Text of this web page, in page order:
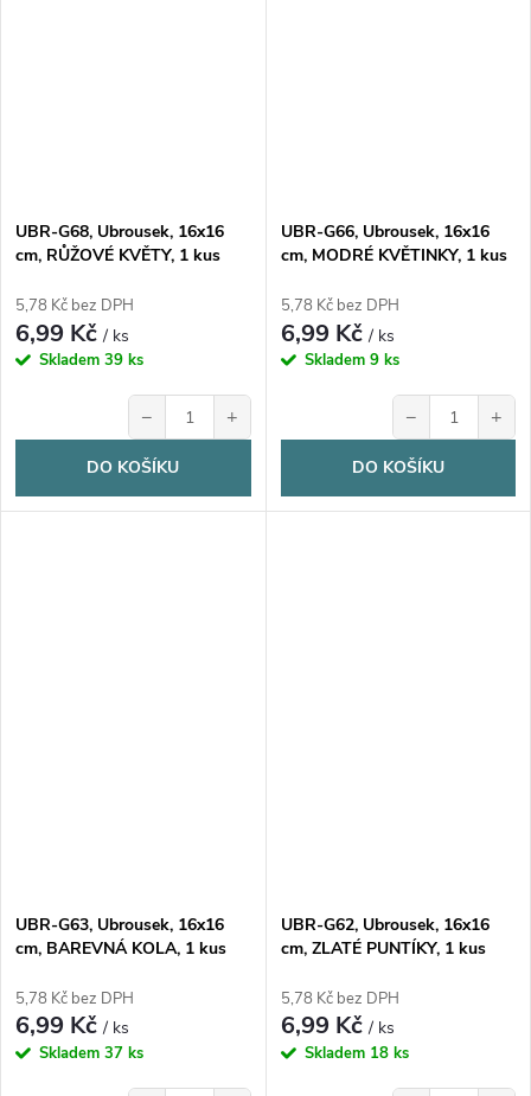
UBR-G68, Ubrousek, 16x16
cm, RŮŽOVÉ KVĚTY, 1 kus
5,78 Kč bez DPH
6,99 Kč/ ks
Skladem 39 ks
− +
DO KOŠÍKU
UBR-G66, Ubrousek, 16x16
cm, MODRÉ KVĚTINKY, 1 kus
5,78 Kč bez DPH
6,99 Kč/ ks
Skladem 9 ks
− +
DO KOŠÍKU
UBR-G63, Ubrousek, 16x16
cm, BAREVNÁ KOLA, 1 kus
5,78 Kč bez DPH
6,99 Kč/ ks
Skladem 37 ks
UBR-G62, Ubrousek, 16x16
cm, ZLATÉ PUNTÍKY, 1 kus
5,78 Kč bez DPH
6,99 Kč/ ks
Skladem 18 ks